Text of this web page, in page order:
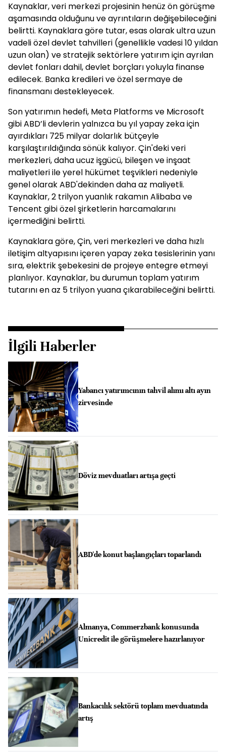
Kaynaklar, veri merkezi projesinin henüz ön görüşme
aşamasında olduğunu ve ayrıntıların değişebileceğini
belirtti. Kaynaklara göre tutar, esas olarak ultra uzun
vadeli özel devlet tahvilleri (genellikle vadesi 10 yıldan
uzun olan) ve stratejik sektörlere yatırım için ayrılan
devlet fonları dahil, devlet borçları yoluyla finanse
edilecek. Banka kredileri ve özel sermaye de
finansmanı destekleyecek.
Son yatırımın hedefi, Meta Platforms ve Microsoft
gibi ABD’li devlerin yalnızca bu yıl yapay zeka için
ayırdıkları 725 milyar dolarlık bütçeyle
karşılaştırıldığında sönük kalıyor. Çin'deki veri
merkezleri, daha ucuz işgücü, bileşen ve inşaat
maliyetleri ile yerel hükümet teşvikleri nedeniyle
genel olarak ABD'dekinden daha az maliyetli.
Kaynaklar, 2 trilyon yuanlık rakamın Alibaba ve
Tencent gibi özel şirketlerin harcamalarını
içermediğini belirtti.
Kaynaklara göre, Çin, veri merkezleri ve daha hızlı
iletişim altyapısını içeren yapay zeka tesislerinin yanı
sıra, elektrik şebekesini de projeye entegre etmeyi
planlıyor. Kaynaklar, bu durumun toplam yatırım
tutarını en az 5 trilyon yuana çıkarabileceğini belirtti.
İlgili Haberler
Yabancı yatırımcının tahvil alımı altı ayın
zirvesinde
Döviz mevduatları artışa geçti
ABD'de konut başlangıçları toparlandı
Almanya, Commerzbank konusunda
Unicredit ile görüşmelere hazırlanıyor
Bankacılık sektörü toplam mevduatında
artış